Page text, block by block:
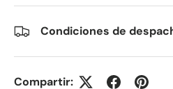
Condiciones de
Compartir: